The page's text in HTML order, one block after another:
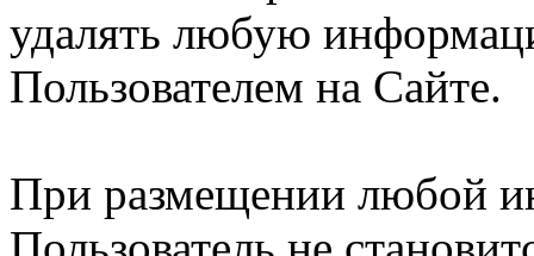
удалять любую
Пользователем на Сайте.
При размещении любой